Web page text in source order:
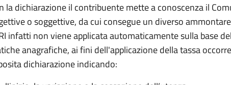
la dichiarazione il contribuente mette a conoscenza il
o soggettive, da cui consegue un diverso
infatti non viene applicata automaticamente sulla base
anagrafiche, ai fini dell'applicazione della tassa
dichiarazione indicando: